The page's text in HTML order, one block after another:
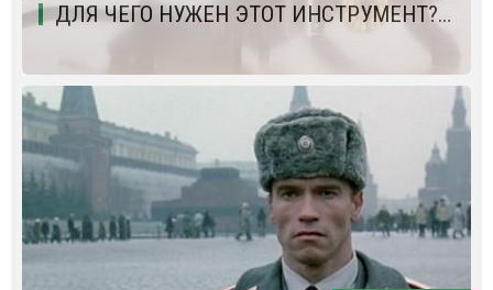
ДЛЯ ЧЕГО НУЖЕН ЭТОТ ИНСТРУМЕНТ?…